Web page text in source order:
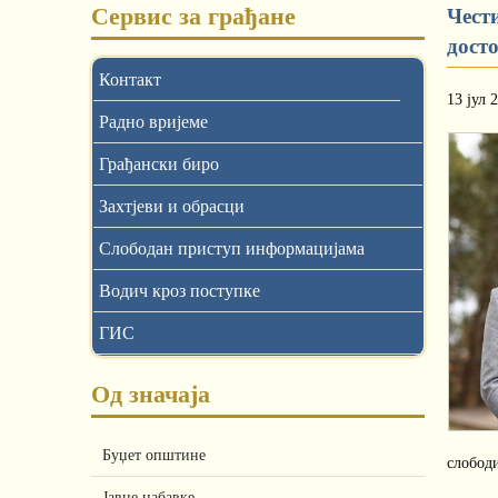
Сервис за грађане
Контакт
Радно вријеме
Грађански биро
Захтјеви и обрасци
Слободан приступ информацијама
Водич кроз поступке
ГИС
Од значаја
Буџет општине
13 јул